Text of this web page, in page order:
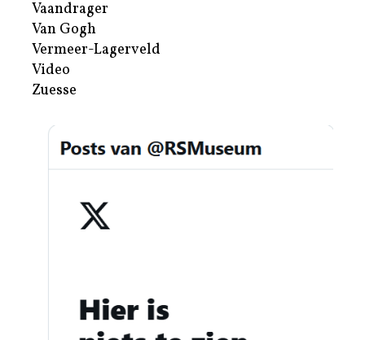
Vaandrager
Van Gogh
Vermeer-Lagerveld
Video
Zuesse